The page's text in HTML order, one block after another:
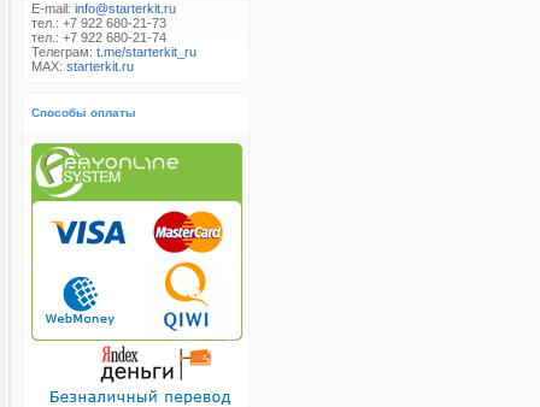
E-mail: info@starterkit.ru
тел.: +7 922 680-21-73
тел.: +7 922 680-21-74
Телеграм: t.me/starterkit_ru
MAX: starterkit.ru
Способы оплаты